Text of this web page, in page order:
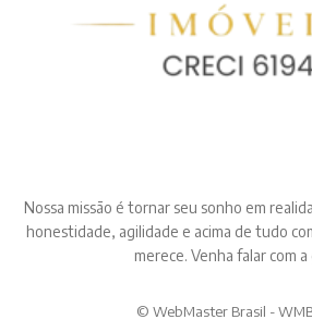
Nossa missão é tornar seu sonho em
honestidade, agilidade e acima de tudo
merece. Venha falar com
© WebMaster Brasil -